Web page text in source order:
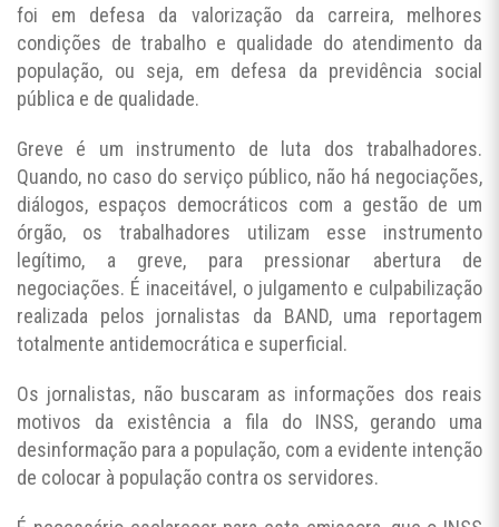
foi em defesa da valorização da carreira, melhores
condições de trabalho e qualidade do atendimento da
população, ou seja, em defesa da previdência social
pública e de qualidade.
Greve é um instrumento de luta dos trabalhadores.
Quando, no caso do serviço público, não há negociações,
diálogos, espaços democráticos com a gestão de um
órgão, os trabalhadores utilizam esse instrumento
legítimo, a greve, para pressionar abertura de
negociações. É inaceitável, o julgamento e culpabilização
realizada pelos jornalistas da BAND, uma reportagem
totalmente antidemocrática e superficial.
Os jornalistas, não buscaram as informações dos reais
motivos da existência a fila do INSS, gerando uma
desinformação para a população, com a evidente intenção
de colocar à população contra os servidores.